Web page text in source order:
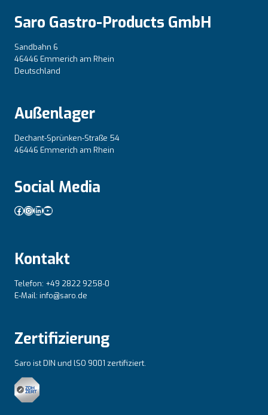
Saro Gastro-Products GmbH
Sandbahn 6
46446 Emmerich am Rhein
Deutschland
Außenlager
Dechant-Sprünken-Straße 54
46446 Emmerich am Rhein
Social Media
Facebook
Instagram
LinkedIn
YouTube
Kontakt
Telefon: +49 2822 9258-0
E-Mail: info@saro.de
Zertifizierung
Saro ist DIN und lSO 9001 zertifiziert.